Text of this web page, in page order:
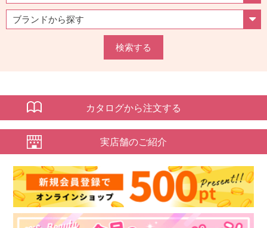
検索する
カタログから注文する
実店舗のご紹介